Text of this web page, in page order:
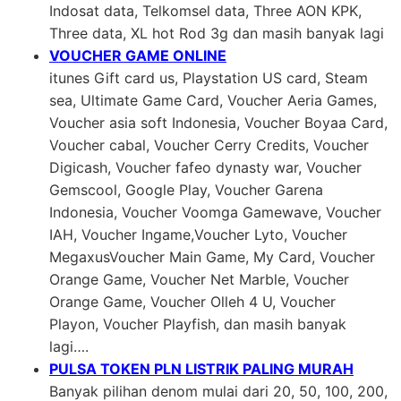
Indosat data, Telkomsel data, Three AON KPK,
Three data, XL hot Rod 3g dan masih banyak lagi
VOUCHER GAME ONLINE
itunes Gift card us, Playstation US card, Steam
sea, Ultimate Game Card, Voucher Aeria Games,
Voucher asia soft Indonesia, Voucher Boyaa Card,
Voucher cabal, Voucher Cerry Credits, Voucher
Digicash, Voucher fafeo dynasty war, Voucher
Gemscool, Google Play, Voucher Garena
Indonesia, Voucher Voomga Gamewave, Voucher
IAH, Voucher Ingame,Voucher Lyto, Voucher
MegaxusVoucher Main Game, My Card, Voucher
Orange Game, Voucher Net Marble, Voucher
Orange Game, Voucher Olleh 4 U, Voucher
Playon, Voucher Playfish, dan masih banyak
lagi….
PULSA TOKEN PLN LISTRIK PALING MURAH
Banyak pilihan denom mulai dari 20, 50, 100, 200,